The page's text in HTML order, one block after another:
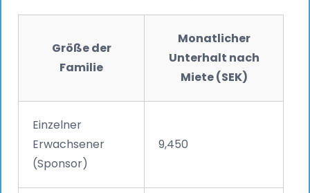
Größe der
Familie
Monatlicher
Unterhalt nach
Miete (SEK)
Einzelner
Erwachsener
(Sponsor)
9,450